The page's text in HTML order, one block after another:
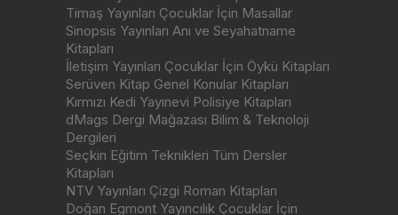
Timaş Yayınları Çocuklar İçin Masallar
Sinopsis Yayınları Anı ve Seyahatname
Kitapları
İletişim Yayınları Çocuklar İçin Öykü Kitapları
Serüven Kitap Genel Konular Kitapları
Kırmızı Kedi Yayınevi Polisiye Kitapları
dMags Dergi Mağazası Bilim & Teknoloji
Dergileri
Seçkin Eğitim Teknikleri Tüm Dersler
Kitapları
NTV Yayınları Çizgi Roman Kitapları
Doğan Egmont Yayıncılık Çocuklar İçin